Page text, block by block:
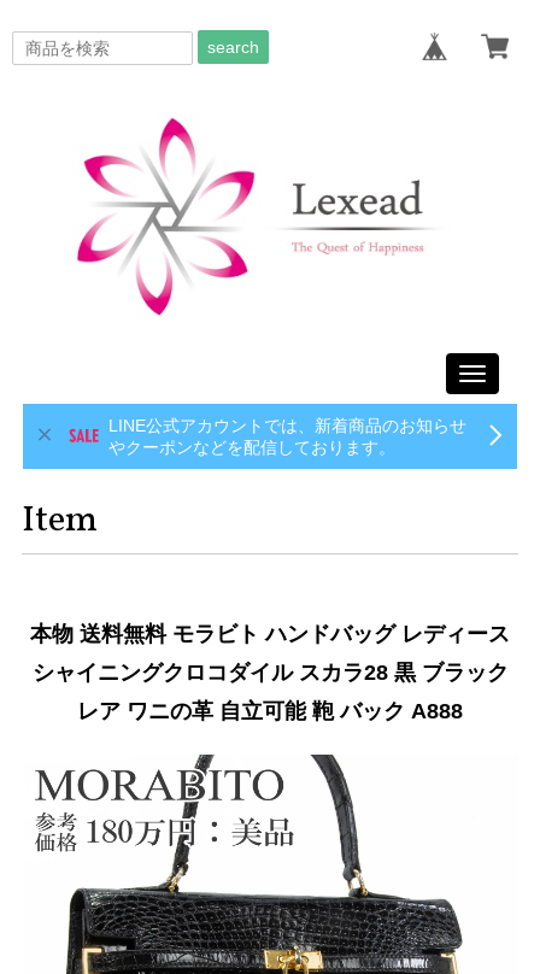
search
Toggle
LINE公式アカウントでは、新着商品のお知らせ
やクーポンなどを配信しております。
Item
本物 送料無料 モラビト ハンドバッグ レディース
シャイニングクロコダイル スカラ28 黒 ブラック
レア ワニの革 自立可能 鞄 バック A888